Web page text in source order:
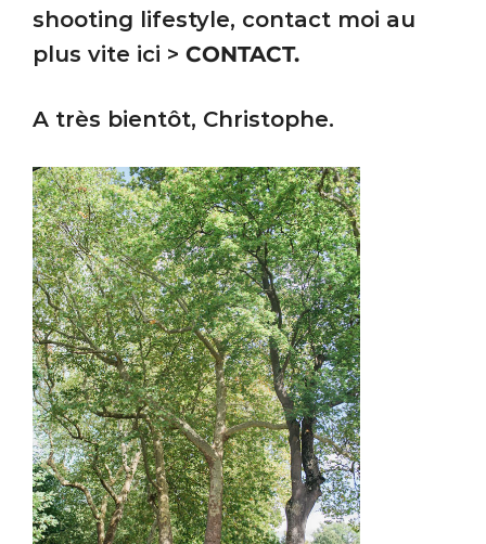
shooting lifestyle, contact moi au
plus vite ici > CONTACT.
A très bientôt, Christophe.